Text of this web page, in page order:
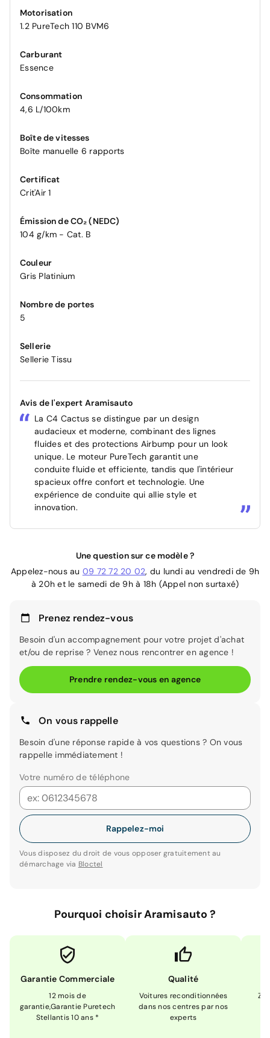
Motorisation
1.2 PureTech 110 BVM6
Carburant
Essence
Consommation
4,6 L/100km
Boîte de vitesses
Boîte manuelle 6 rapports
Certificat
Crit'Air 1
Émission de CO₂ (NEDC)
104 g/km - Cat. B
Couleur
Gris Platinium
Nombre de portes
5
Sellerie
Sellerie Tissu
Avis de l'expert Aramisauto
La C4 Cactus se distingue par un design
audacieux et moderne, combinant des lignes
fluides et des protections Airbump pour un look
unique. Le moteur PureTech garantit une
conduite fluide et efficiente, tandis que l'intérieur
spacieux offre confort et technologie. Une
expérience de conduite qui allie style et
innovation.
Une question sur ce modèle ?
Appelez-nous au 09 72 72 20 02, du lundi au vendredi de 9h
à 20h et le samedi de 9h à 18h (Appel non surtaxé)
Prenez rendez-vous
Besoin d'un accompagnement pour votre projet d'achat
et/ou de reprise ? Venez nous rencontrer en agence !
Prendre rendez-vous en agence
On vous rappelle
Besoin d'une réponse rapide à vos questions ? On vous
rappelle immédiatement !
Votre numéro de téléphone
Rappelez-moi
Vous disposez du droit de vous opposer gratuitement au
démarchage via Bloctel
Pourquoi choisir Aramisauto ?
Garantie Commerciale
12 mois de
garantie,Garantie Puretech
Stellantis 10 ans *
Qualité
Voitures reconditionnées
dans nos centres par nos
experts